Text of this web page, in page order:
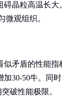
晶粒高温长
微观组织。
矛盾的性能指
30-50牛。同
破性能极限。